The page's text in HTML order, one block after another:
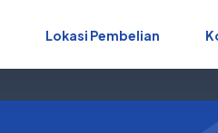
Lokasi Pembelian